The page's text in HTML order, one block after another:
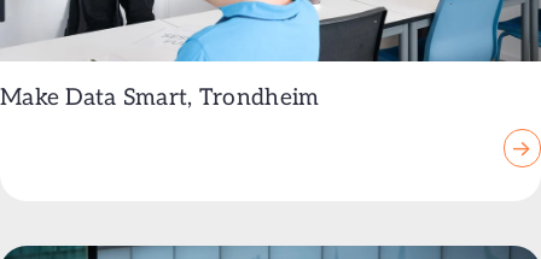
Make Data Smart, Trondheim
→